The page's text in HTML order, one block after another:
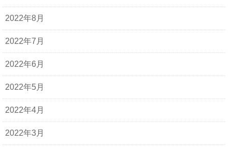
2022年8月
2022年7月
2022年6月
2022年5月
2022年4月
2022年3月